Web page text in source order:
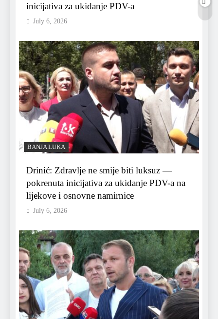
inicijativa za ukidanje PDV-a
July 6, 2026
BANJA LUKA
Drinić: Zdravlje ne smije biti luksuz —
pokrenuta inicijativa za ukidanje PDV-a na
lijekove i osnovne namirnice
July 6, 2026